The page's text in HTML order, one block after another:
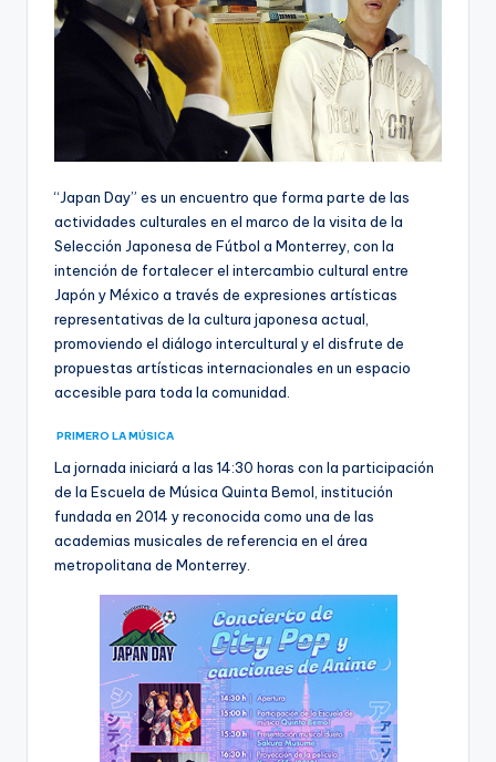
“Japan Day” es un encuentro que forma parte de las
actividades culturales en el marco de la visita de la
Selección Japonesa de Fútbol a Monterrey, con la
intención de fortalecer el intercambio cultural entre
Japón y México a través de expresiones artísticas
representativas de la cultura japonesa actual,
promoviendo el diálogo intercultural y el disfrute de
propuestas artísticas internacionales en un espacio
accesible para toda la comunidad.
PRIMERO LA MÚSICA
La jornada iniciará a las 14:30 horas con la participación
de la Escuela de Música Quinta Bemol, institución
fundada en 2014 y reconocida como una de las
academias musicales de referencia en el área
metropolitana de Monterrey.